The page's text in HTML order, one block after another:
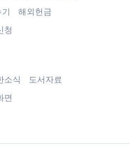
해외헌금
청
소식
도서자료
면